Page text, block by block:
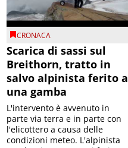
CRONACA
Scarica di sassi sul
Breithorn, tratto in
salvo alpinista ferito a
una gamba
L'intervento è avvenuto in
parte via terra e in parte con
l'elicottero a causa delle
condizioni meteo. L'alpinista